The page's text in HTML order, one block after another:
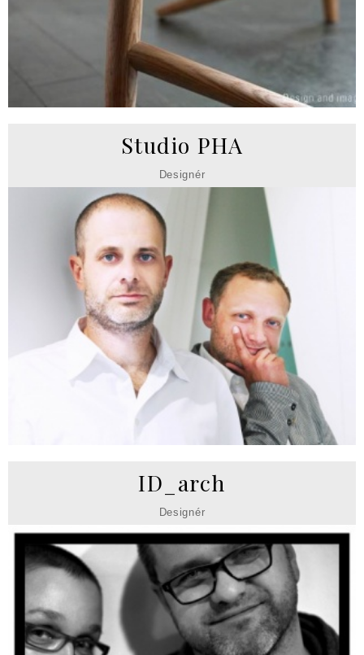
Studio PHA
Designér
ID_arch
Designér